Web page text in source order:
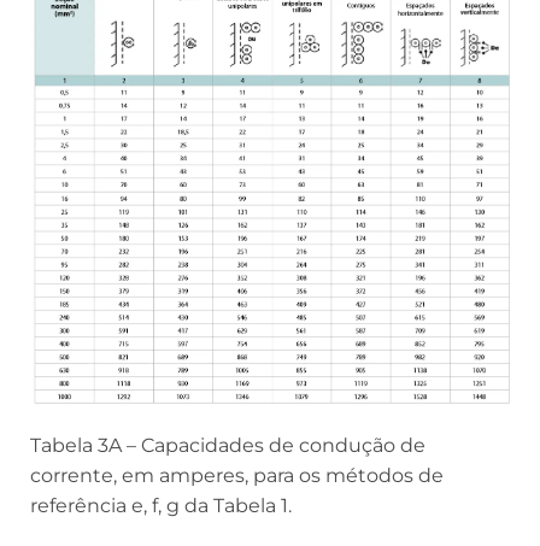
Tabela 3A – Capacidades de condução de
corrente, em amperes, para os métodos de
referência e, f, g da Tabela 1.